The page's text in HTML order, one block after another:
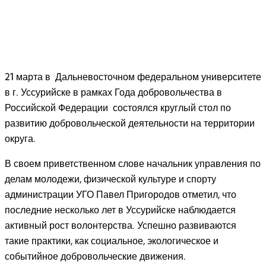
21 марта в Дальневосточном федеральном университете
в г. Уссурийске в рамках Года добровольчества в
Российской Федерации состоялся круглый стол по
развитию добровольческой деятельности на территории
округа.
В своем приветственном слове начальник управления по
делам молодежи, физической культуре и спорту
администрации УГО Павел Пригородов отметил, что
последние несколько лет в Уссурийске наблюдается
активный рост волонтерства. Успешно развиваются
такие практики, как социальное, экологическое и
событийное добровольческие движения.